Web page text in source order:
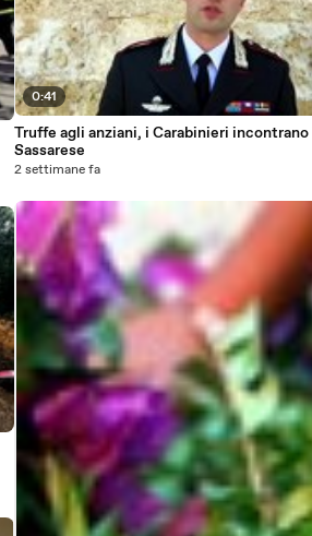
0:41
Truffe agli anziani, i Carabinieri
Sassarese
2 settimane fa